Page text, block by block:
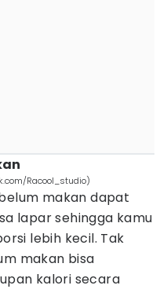
Racool_studio)
makan dapat
lapar sehingga kamu
lebih kecil. Tak
makan bisa
kalori secara